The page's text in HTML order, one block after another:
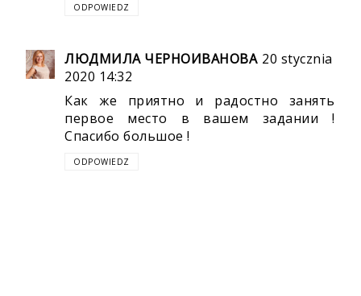
ODPOWIEDZ
ЛЮДМИЛА ЧЕРНОИВАНОВА 20 stycznia
2020 14:32
Как же приятно и радостно занять
первое место в вашем задании !
Спасибо большое !
ODPOWIEDZ